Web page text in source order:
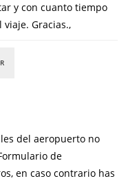
y con cuanto tiempo
Gracias.,
del aeropuerto no
de
en caso contrario has